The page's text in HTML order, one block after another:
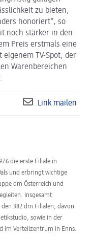
zu bieten,
honoriert“, so
noch stärker in den
Preis erstmals eine
eigenem TV-Spot, der
Warenbereichen
Link mailen
die erste Filiale in
und erbringt wichtige
dm Österreich und
Insgesamt
382 dm Filialen, davon
sowie in der
im Verteilzentrum in Enns.